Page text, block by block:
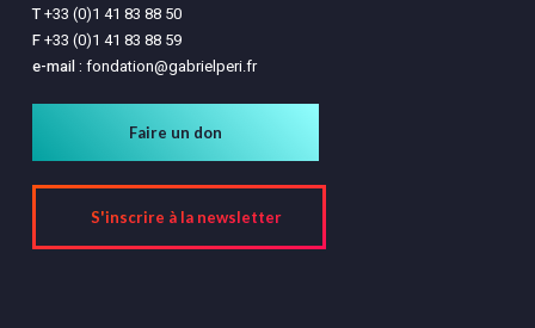
T+33 (0)1 41 83 88 50
F+33 (0)1 41 83 88 59
e-mail : fondation@gabrielperi.fr
Faire un don
S'inscrire à la newsletter